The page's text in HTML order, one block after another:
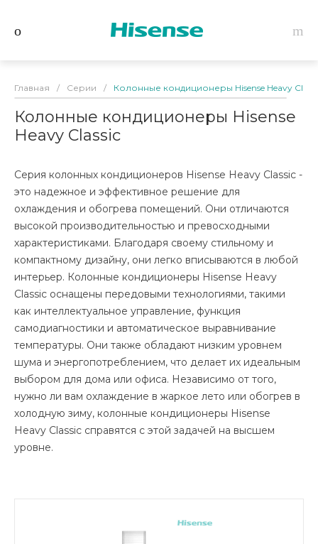
Главная / Серии / Колонные кондиционеры Hisense Heavy
Колонные кондиционеры Hisense
Heavy Classic
Серия колонных кондиционеров Hisense Heavy Classic -
это надежное и эффективное решение для
охлаждения и обогрева помещений. Они отличаются
высокой производительностью и превосходными
характеристиками. Благодаря своему стильному и
компактному дизайну, они легко вписываются в любой
интерьер. Колонные кондиционеры Hisense Heavy
Classic оснащены передовыми технологиями, такими
как интеллектуальное управление, функция
самодиагностики и автоматическое выравнивание
температуры. Они также обладают низким уровнем
шума и энергопотреблением, что делает их идеальным
выбором для дома или офиса. Независимо от того,
нужно ли вам охлаждение в жаркое лето или обогрев в
холодную зиму, колонные кондиционеры Hisense
Heavy Classic справятся с этой задачей на высшем
уровне.